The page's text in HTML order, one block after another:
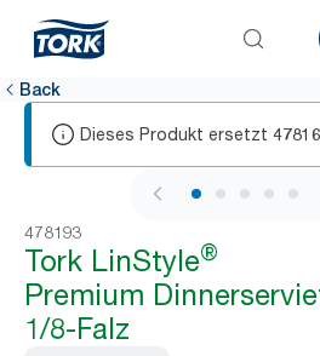
Back
Dieses Produkt ersetzt
1 / 5
478193
Tork LinStyle®
Premium
1/8-Falz